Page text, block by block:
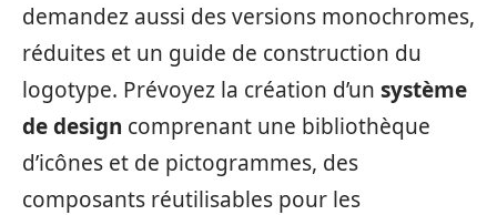
demandez aussi des versions monochromes,
réduites et un guide de construction du
logotype. Prévoyez la création d’un système
de design comprenant une bibliothèque
d’icônes et de pictogrammes, des
composants réutilisables pour les